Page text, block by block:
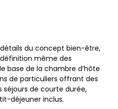
du concept bien-être,
même des
base de la chambre d’hôte
de particuliers offrant des
séjours de courte durée,
déjeuner inclus.